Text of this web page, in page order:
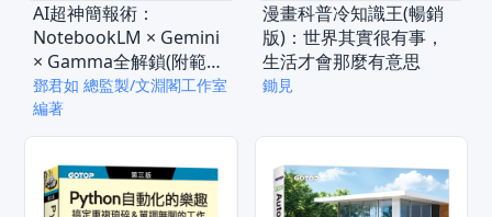
AI超神簡報術：
NotebookLM × Gemini
× Gamma全解鎖(附範例
素材/提示詞/影音教學)
鄧君如 總監製/文淵閣工作室
編著
漫畫科普冷知識王(暢銷
版)：世界其實很有事，
生活才會那麼有意思
鋤見